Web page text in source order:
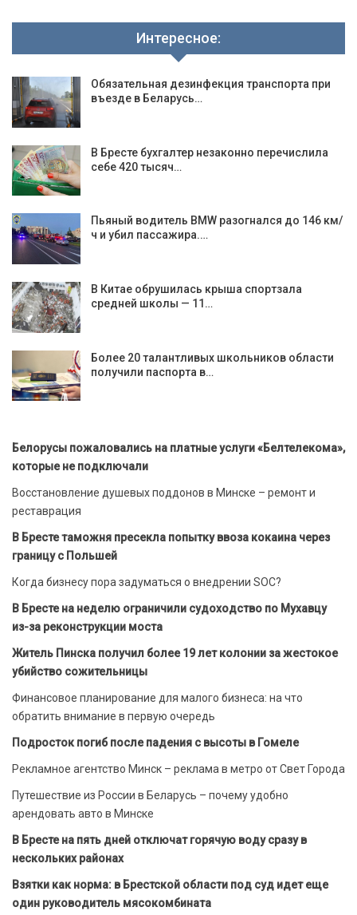
Интересное:
Обязательная дезинфекция транспорта при
въезде в Беларусь…
В Бресте бухгалтер незаконно перечислила
себе 420 тысяч…
Пьяный водитель BMW разогнался до 146 км/
ч и убил пассажира.…
В Китае обрушилась крыша спортзала
средней школы — 11…
Более 20 талантливых школьников области
получили паспорта в…
Белорусы пожаловались на платные услуги «Белтелекома»,
которые не подключали
Восстановление душевых поддонов в Минске – ремонт и
реставрация
В Бресте таможня пресекла попытку ввоза кокаина через
границу с Польшей
Когда бизнесу пора задуматься о внедрении SOC?
В Бресте на неделю ограничили судоходство по Мухавцу
из-за реконструкции моста
Житель Пинска получил более 19 лет колонии за жестокое
убийство сожительницы
Финансовое планирование для малого бизнеса: на что
обратить внимание в первую очередь
Подросток погиб после падения с высоты в Гомеле
Рекламное агентство Минск – реклама в метро от Свет Города
Путешествие из России в Беларусь – почему удобно
арендовать авто в Минске
В Бресте на пять дней отключат горячую воду сразу в
нескольких районах
Взятки как норма: в Брестской области под суд идет еще
один руководитель мясокомбината